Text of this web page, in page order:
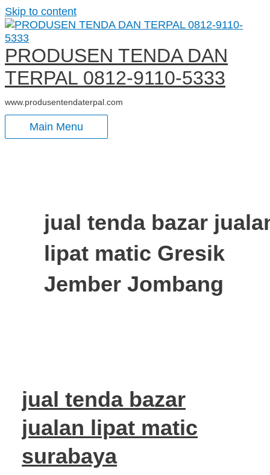
Skip to content
PRODUSEN TENDA DAN
TERPAL 0812-9110-5333
www.produsentendaterpal.com
Main Menu
jual tenda bazar
lipat matic Gresik
Jember Jombang
jual tenda bazar
jualan lipat matic
surabaya